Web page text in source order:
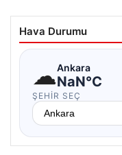
Hava Durumu
☁Ankara
NaN°C
ŞEHIR SEÇ